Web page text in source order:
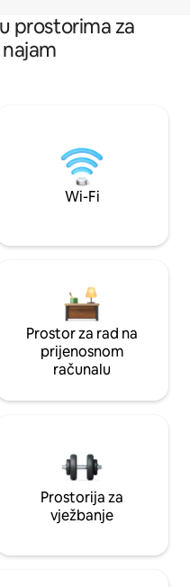
prostorima za
Wi-Fi
Prostor za rad na
prijenosnom
računalu
Prostorija za
vježbanje